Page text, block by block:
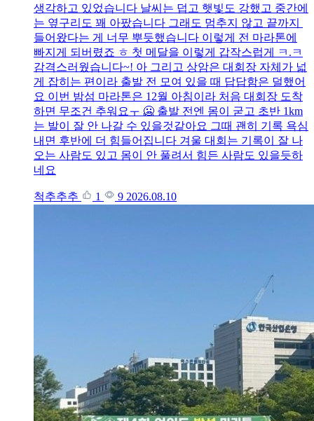
생각하고 있었습니다 날씨는 덥고 햇빛도 강했고 중간에
는 옆구리도 꽤 아팠습니다 그래도 멈추지 않고 끝까지
들어왔다는 게 너무 뿌듯했습니다 이렇게 전 마라톤에
빠지게 되버렸죠 ㅎ 첫 메달을 이렇게 갑작스럽게 ㅋ.ㅋ
감격스러웠습니다~! 아 그리고 상암은 대회장 자체가 넓
게 잡히는 편이라 출발 전 모여 있을 때 답답함은 덜했어
요 이번 밤섬 마라톤은 12월 아침이라 처음 대회장 도착
하면 무조건 추워요ㅜ 🥶 출발 전엔 몸이 굳고 초반 1km
는 발이 잘 안 나갈 수 있을것같아요 그때 괜히 기록 욕심
내면 후반에 더 힘들어집니다 겨울 대회는 기록이 잘 나
오는 사람도 있고 몸이 안 풀려서 힘든 사람도 있을듯하
네요
척추추추 1 9 2026.08.10